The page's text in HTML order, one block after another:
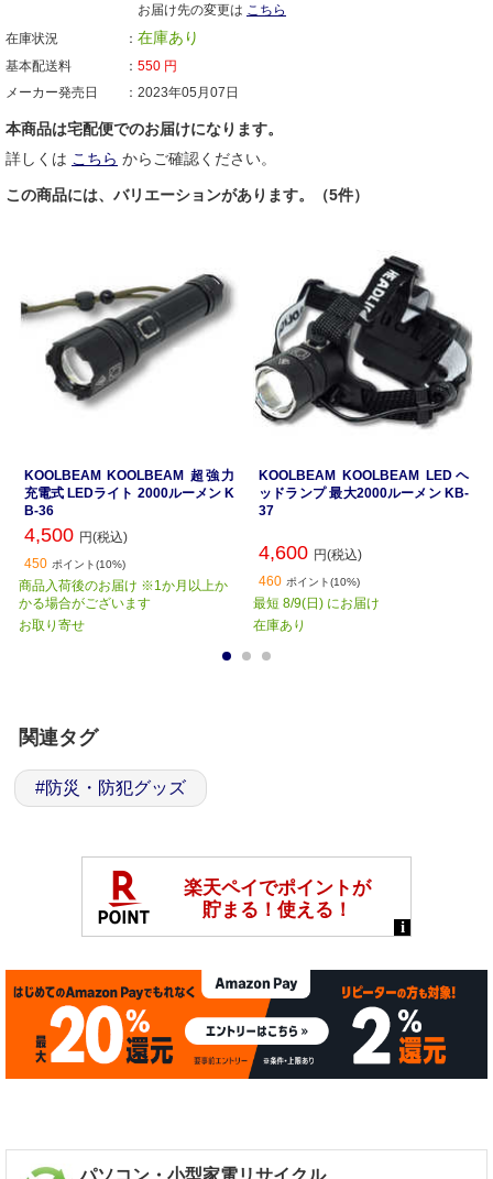
お届け先の変更は こちら
在庫状況
在庫あり
基本配送料 550 円
メーカー発売日
2023年05月07日
本商品は宅配便でのお届けになります。
詳しくは こちら からご確認ください。
この商品には、バリエーションがあります。（5件）
KOOLBEAM KOOLBEAM 超強力
充電式 LEDライト 2000ルーメン K
B-36
4,500 円(税込)
450 ポイント(10%)
商品入荷後のお届け ※1か月以上か
かる場合がございます
お取り寄せ
KOOLBEAM KOOLBEAM LEDヘ
ッドランプ 最大2000ルーメン KB-
37
4,600 円(税込)
460 ポイント(10%)
最短 8/9(日) にお届け
在庫あり
関連タグ
#防災・防犯グッズ
パソコン・小型家電リサイクル